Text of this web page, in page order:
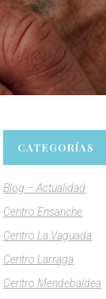
CATEGORÍAS
Blog – Actualidad
Centro Ensanche
Centro La Vaguada
Centro Larraga
Centro Mendebaldea